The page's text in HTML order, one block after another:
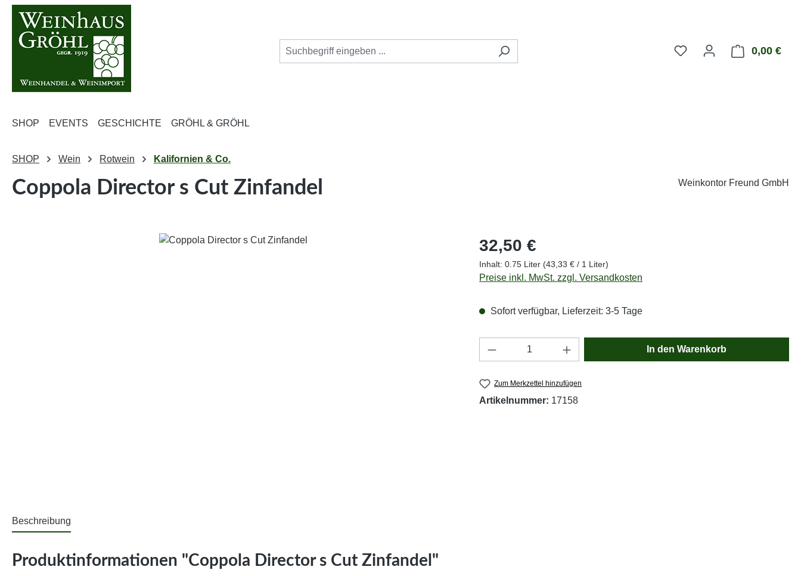
Hauptinhalt springen
Zur Suche springen
Zur Hauptnavigation springen
0,00 €
SHOP EVENTS GESCHICHTE GRÖHL & GRÖHL
SHOP Wein Rotwein Kalifornien & Co.
Coppola Director s Cut Zinfandel Weinkontor Freund GmbH
Regulärer Preis:
32,50 €
Inhalt: 0.75 Liter (43,33 € / 1 Liter)
Preise inkl. MwSt. zzgl. Versandkosten
Sofort verfügbar, Lieferzeit: 3-5 Tage
Produkt Anzahl: Gib den gewünschten Wert ein
In den Warenkorb
Zum Merkzettel hinzufügen
Artikelnummer: 17158
Beschreibung
Produktinformationen "Coppola Director s Cut Zinfandel"